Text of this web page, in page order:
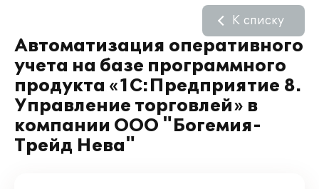
Автоматизация оперативного
учета на базе программного
продукта «1С:Предприятие 8.
Управление торговлей» в
компании ООО "Богемия-
Трейд Нева"
К списку